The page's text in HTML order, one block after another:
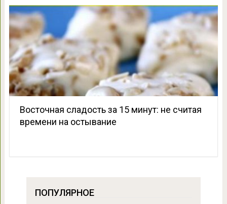
Восточная сладость за 15 минут: не считая
времени на остывание
ПОПУЛЯРНОЕ